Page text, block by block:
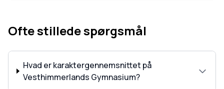
Ofte stillede spørgsmål
Hvad er karaktergennemsnittet på
Vesthimmerlands Gymnasium?